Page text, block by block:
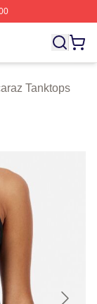
Carlos
Tanktops